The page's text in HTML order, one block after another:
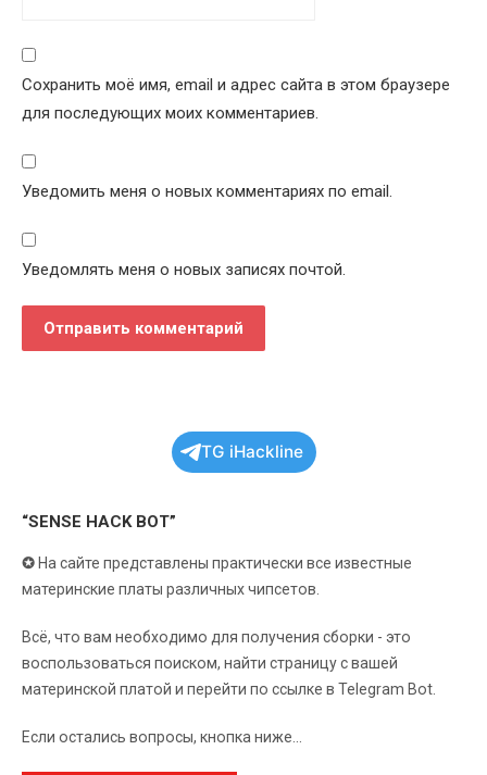
Сохранить моё имя, email и адрес сайта в этом браузере
для последующих моих комментариев.
Уведомить меня о новых комментариях по email.
Уведомлять меня о новых записях почтой.
TG iHackline
“SENSE HACK BOT”
✪ На сайте представлены практически все известные
материнские платы различных чипсетов.
Всё, что вам необходимо для получения сборки - это
воспользоваться поиском, найти страницу с вашей
материнской платой и перейти по ссылке в Telegram Bot.
Если остались вопросы, кнопка ниже...